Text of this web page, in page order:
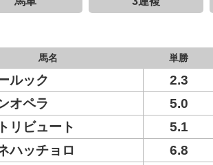
馬名 単勝
ルック 2.3
オペラ 5.0
リビュート 5.1
ハッチョロ 6.8